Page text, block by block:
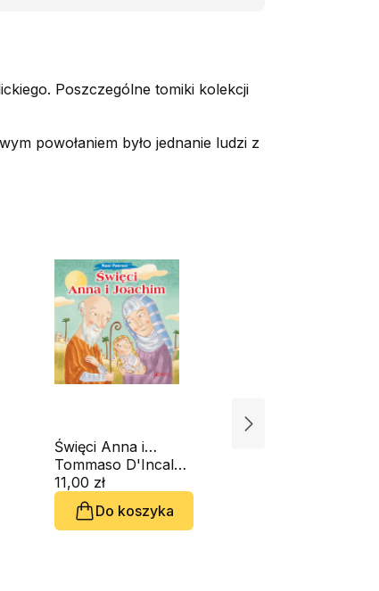
Poszczególne tomiki kolekcji
powołaniem było jednanie ludzi z
Święci Anna i
Joachim
Tommaso D'Incalci, Francesca Fabris
11,00 zł
Do koszyka